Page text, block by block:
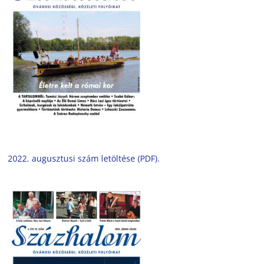
2022. augusztusi szám letöltése (PDF).